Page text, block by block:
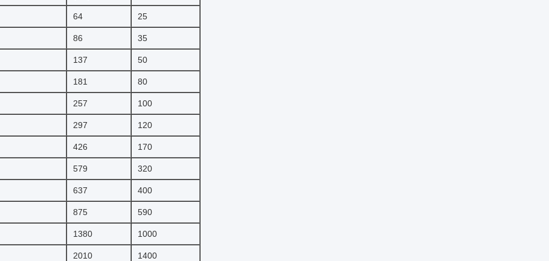
64 25
86 35
137 50
181 80
257 100
297 120
426 170
579 320
637 400
875 590
1380 1000
2010 1400